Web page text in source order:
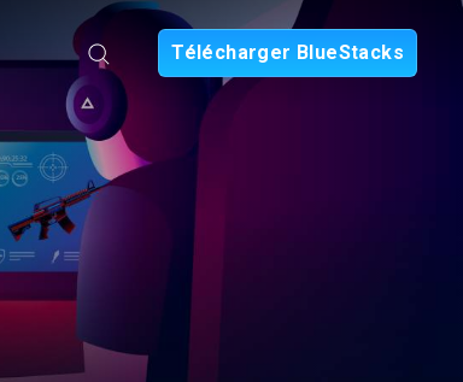
Télécharger BlueStacks